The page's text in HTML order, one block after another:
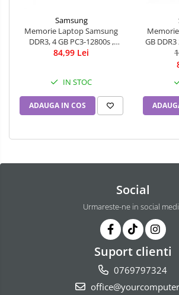
Samsung
Memorie Laptop Samsung
DDR3, 4 GB PC3-12800s ,
1600MHz
84,99 Lei
IN STOC
ADAUGA IN COS
GB
1600
Social
Urmareste-ne in social
Suport clienti
0769797324